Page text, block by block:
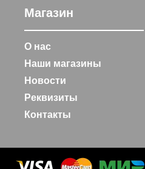
Магазин
О нас
Наши магазины
Новости
Реквизиты
Контакты